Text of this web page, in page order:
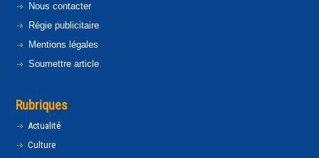
Nous contacter
Régie publicitaire
Mentions légales
Soumettre article
Rubriques
Actualité
Culture